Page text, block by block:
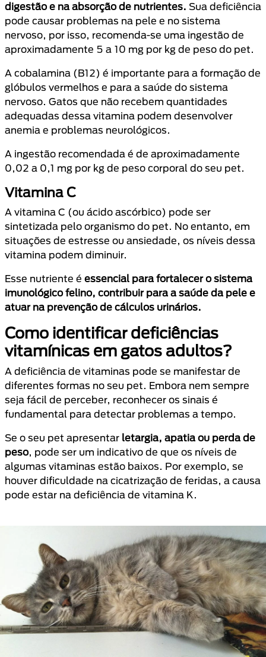
digestão e na absorção de nutrientes. Sua deficiência
pode causar problemas na pele e no sistema
nervoso, por isso, recomenda-se uma ingestão de
aproximadamente 5 a 10 mg por kg de peso do pet.
A cobalamina (B12) é importante para a formação de
glóbulos vermelhos e para a saúde do sistema
nervoso. Gatos que não recebem quantidades
adequadas dessa vitamina podem desenvolver
anemia e problemas neurológicos.
A ingestão recomendada é de aproximadamente
0,02 a 0,1 mg por kg de peso corporal do seu pet.
Vitamina C
A vitamina C (ou ácido ascórbico) pode ser
sintetizada pelo organismo do pet. No entanto, em
situações de estresse ou ansiedade, os níveis dessa
vitamina podem diminuir.
Esse nutriente é essencial para fortalecer o sistema
imunológico felino, contribuir para a saúde da pele e
atuar na prevenção de cálculos urinários.
Como identificar deficiências
vitamínicas em gatos adultos?
A deficiência de vitaminas pode se manifestar de
diferentes formas no seu pet. Embora nem sempre
seja fácil de perceber, reconhecer os sinais é
fundamental para detectar problemas a tempo.
Se o seu pet apresentar letargia, apatia ou perda de
peso, pode ser um indicativo de que os níveis de
algumas vitaminas estão baixos. Por exemplo, se
houver dificuldade na cicatrização de feridas, a causa
pode estar na deficiência de vitamina K.